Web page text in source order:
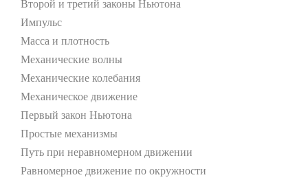
Второй и третий законы Ньютона
Импульс
Масса и плотность
Механические волны
Механические колебания
Механическое движение
Первый закон Ньютона
Простые механизмы
Путь при неравномерном движении
Равномерное движение по окружности